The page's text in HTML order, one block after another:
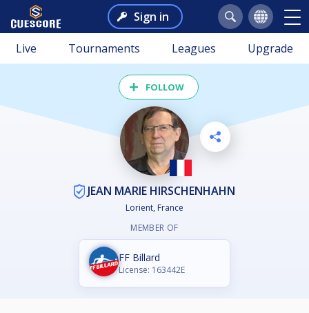
Sign in
Live Tournaments Leagues Upgrade
FOLLOW
JEAN MARIE HIRSCHENHAHN
Lorient, France
MEMBER OF
FF Billard
License: 163442E